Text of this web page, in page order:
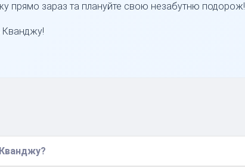
прямо зараз та плануйте свою незабутню подорож!
Кванджу!